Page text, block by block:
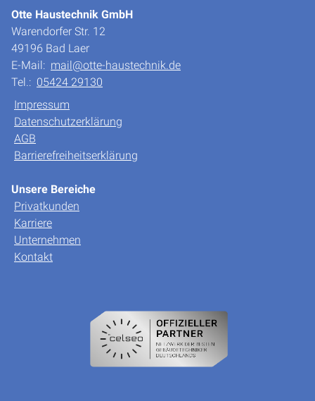
Otte Haustechnik GmbH
Warendorfer Str. 12
49196 Bad Laer
E-Mail: mail@otte-haustechnik.de
Tel.: 05424 29130
Impressum
Datenschutzerklärung
AGB
Barrierefreiheitserklärung
Unsere Bereiche
Privatkunden
Karriere
Unternehmen
Kontakt